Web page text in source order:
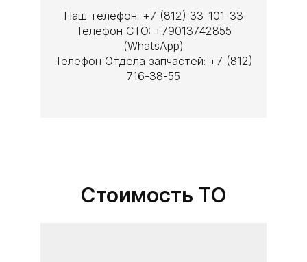
Наш телефон: +7 (812) 33-101-33
Телефон СТО: +79013742855
(WhatsApp)
Телефон Отдела запчастей: +7 (812)
716-38-55
Стоимость ТО